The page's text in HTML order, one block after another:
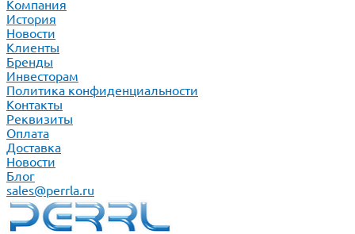
Компания
История
Новости
Клиенты
Бренды
Инвесторам
Политика конфиденциальности
Контакты
Реквизиты
Оплата
Доставка
Новости
Блог
sales@perrla.ru